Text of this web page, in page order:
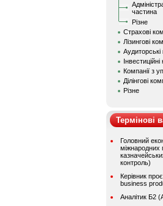
частина
Різне
Страхові
Лізингові
Аудиторські
Інвестиційні
Компанії з
Ділінгові
Різне
Термінові
Головний
міжнародних
контроль)
Керівник
business
Аналітик Б2